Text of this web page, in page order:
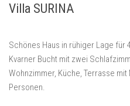
Immobilien
Geschehen
Mošćenička Draga und
Villa SURINA
Schönes Haus in rühiger Lage für
Kvarner Bucht mit zwei
Wohnzimmer, Küche, Terrasse
Personen.